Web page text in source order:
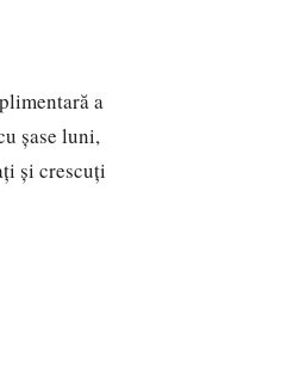
a
șase luni,
și crescuți